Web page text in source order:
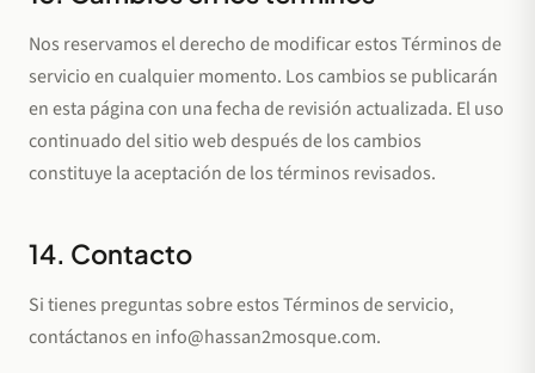
Nos reservamos el derecho de modificar estos Términos de
servicio en cualquier momento. Los cambios se publicarán
en esta página con una fecha de revisión actualizada. El uso
continuado del sitio web después de los cambios
constituye la aceptación de los términos revisados.
14. Contacto
Si tienes preguntas sobre estos Términos de servicio,
contáctanos en info@hassan2mosque.com.